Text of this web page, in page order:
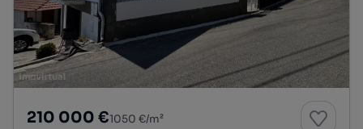
210 000 €1050 €/m²